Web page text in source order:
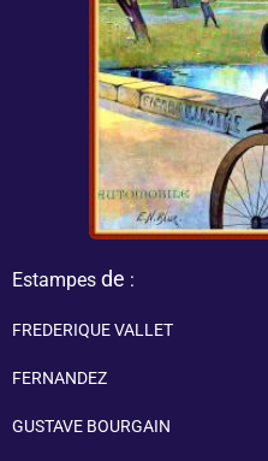
Estampes de :
FREDERIQUE VALLET
FERNANDEZ
GUSTAVE BOURGAIN